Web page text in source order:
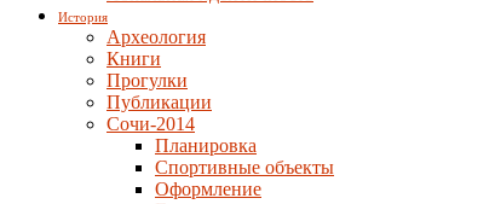
История
Археология
Книги
Прогулки
Публикации
Сочи-2014
Планировка
Спортивные объекты
Оформление